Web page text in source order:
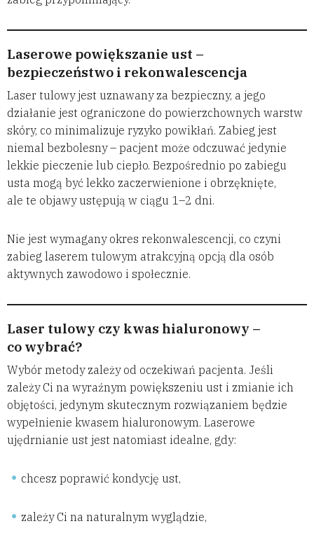
Laserowe powiększanie ust –
bezpieczeństwo i rekonwalescencja
Laser tulowy jest uznawany za bezpieczny, a jego
działanie jest ograniczone do powierzchownych warstw
skóry, co minimalizuje ryzyko powikłań. Zabieg jest
niemal bezbolesny – pacjent może odczuwać jedynie
lekkie pieczenie lub ciepło. Bezpośrednio po zabiegu
usta mogą być lekko zaczerwienione i obrzęknięte,
ale te objawy ustępują w ciągu 1–2 dni.
Nie jest wymagany okres rekonwalescencji, co czyni
zabieg laserem tulowym atrakcyjną opcją dla osób
aktywnych zawodowo i społecznie.
Laser tulowy czy kwas hialuronowy –
co wybrać?
Wybór metody zależy od oczekiwań pacjenta. Jeśli
zależy Ci na wyraźnym powiększeniu ust i zmianie ich
objętości, jedynym skutecznym rozwiązaniem będzie
wypełnienie kwasem hialuronowym. Laserowe
ujędrnianie ust jest natomiast idealne, gdy:
chcesz poprawić kondycję ust,
zależy Ci na naturalnym wyglądzie,